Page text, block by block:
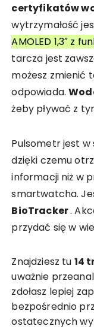
certyfikatów
wytrzymałość
AMOLED 1,3″ z
tarcza jest
możesz zmienić
odpowiada.
żeby pływać z
Pulsometr jest w
dzięki czemu
informacji niż w
smartwatcha.
BioTracker.
przydać się w
Znajdziesz tu 14
uważnie
zdołasz lepiej
bezpośrednio
ostatecznych